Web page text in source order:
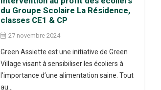
du Groupe Scolaire La Résidence,
classes CE1 & CP
27 novembre 2024
Green Assiette est une initiative de Green
Village visant à sensibiliser les écoliers à
l’importance d’une alimentation saine. Tout
au…